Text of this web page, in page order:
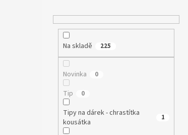
Na skladě 225
Novinka 0
Tip 0
Tipy na dárek - chrastítka
kousátka
1